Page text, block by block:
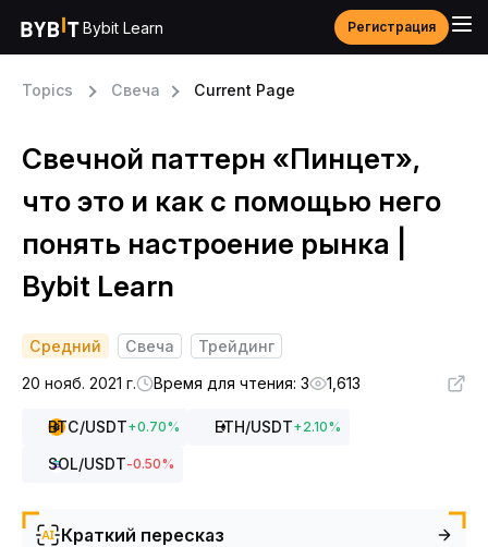
Bybit Learn Регистрация
Topics Свеча Current Page
Свечной паттерн «Пинцет»,
что это и как с помощью него
понять настроение рынка |
Bybit Learn
Средний Свеча
Трейдинг
20 нояб. 2021 г.
Время для чтения: 3 1,613
BTC/USDT+0.70% ETH/USDT+2.10%
SOL/USDT-0.50%
Краткий пересказ